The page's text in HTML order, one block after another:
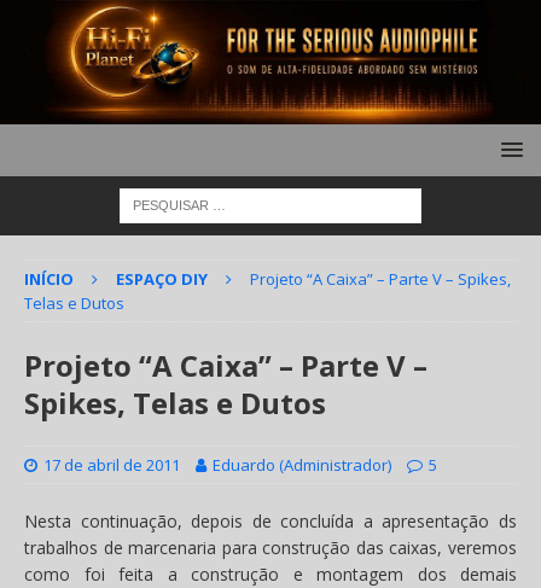
INÍCIO ESPAÇO DIY
Projeto “A Caixa” – Parte V – Spikes,
Telas e Dutos
Projeto “A Caixa” – Parte V –
Spikes, Telas e Dutos
17 de abril de 2011 Eduardo (Administrador) 5
Nesta continuação, depois de concluída a apresentação ds
trabalhos de marcenaria para construção das caixas, veremos
como foi feita a construção e montagem dos demais